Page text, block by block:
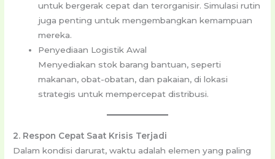
untuk bergerak cepat dan terorganisir. Simulasi rutin
juga penting untuk mengembangkan kemampuan
mereka.
Penyediaan Logistik Awal
Menyediakan stok barang bantuan, seperti
makanan, obat-obatan, dan pakaian, di lokasi
strategis untuk mempercepat distribusi.
2. Respon Cepat Saat Krisis Terjadi
Dalam kondisi darurat, waktu adalah elemen yang paling